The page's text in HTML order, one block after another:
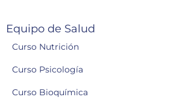
Equipo de Salud
Curso Nutrición
Curso Psicología
Curso Bioquímica